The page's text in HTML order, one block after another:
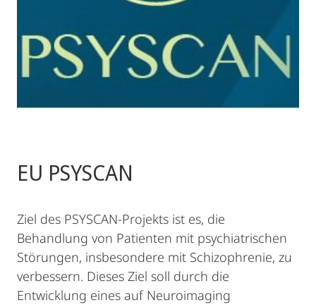
EU PSYSCAN
Ziel des PSYSCAN-Projekts ist es, die
Behandlung von Patienten mit psychiatrischen
Störungen, insbesondere mit Schizophrenie, zu
verbessern. Dieses Ziel soll durch die
Entwicklung eines auf Neuroimaging